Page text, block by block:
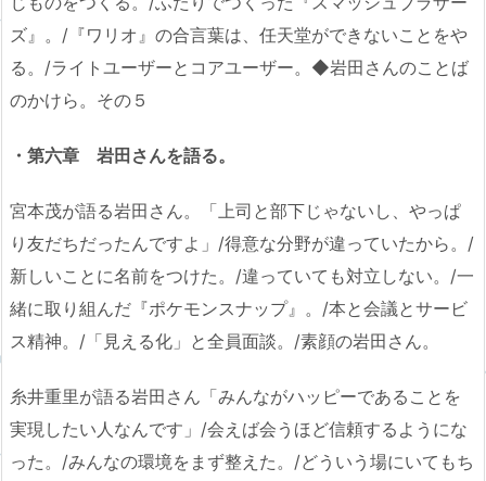
ズ』。/『ワリオ』の合言葉は、任天堂ができないことをや
る。/ライトユーザーとコアユーザー。◆岩田さんのことば
のかけら。その５
・第六章 岩田さんを語る。
宮本茂が語る岩田さん。「上司と部下じゃないし、やっぱ
り友だちだったんですよ」/得意な分野が違っていたから。/
新しいことに名前をつけた。/違っていても対立しない。/一
緒に取り組んだ『ポケモンスナップ』。/本と会議とサービ
ス精神。/「見える化」と全員面談。/素顔の岩田さん。
糸井重里が語る岩田さん「みんながハッピーであることを
実現したい人なんです」/会えば会うほど信頼するようにな
った。/みんなの環境をまず整えた。/どういう場にいてもち